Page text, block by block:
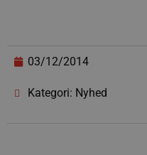
03/12/2014
Kategori: Nyhed